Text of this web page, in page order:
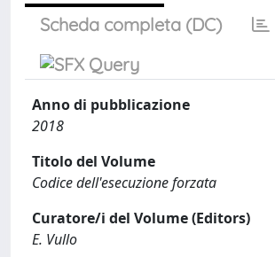
Scheda completa (DC)
Anno di pubblicazione
2018
Titolo del Volume
Codice dell'esecuzione forzata
Curatore/i del Volume (Editors)
E. Vullo